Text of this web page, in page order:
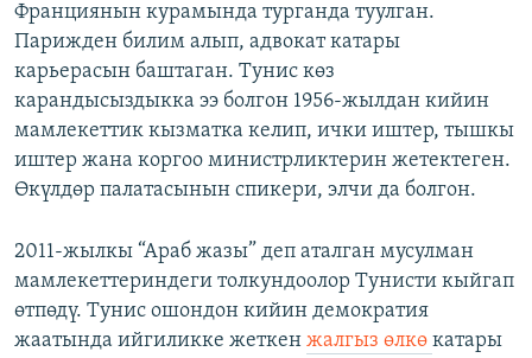
Франциянын курамында турганда туулган.
Парижден билим алып, адвокат катары
карьерасын баштаган. Тунис көз
карандысыздыкка ээ болгон 1956-жылдан кийин
мамлекеттик кызматка келип, ички иштер, тышкы
иштер жана коргоо министрликтерин жетектеген.
Өкүлдөр палатасынын спикери, элчи да болгон.
2011-жылкы “Араб жазы” деп аталган мусулман
мамлекеттериндеги толкундоолор Тунисти кыйгап
өтпөдү. Тунис ошондон кийин демократия
жаатында ийгиликке жеткен жалгыз өлкө катары